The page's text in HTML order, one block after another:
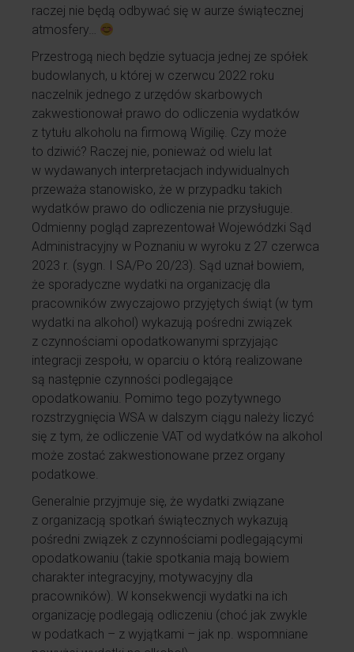
raczej nie będą odbywać się w aurze świątecznej
atmosfery…
Przestrogą niech będzie sytuacja jednej ze spółek
budowlanych, u której w czerwcu 2022 roku
naczelnik jednego z urzędów skarbowych
zakwestionował prawo do odliczenia wydatków
z tytułu alkoholu na firmową Wigilię. Czy może
to dziwić? Raczej nie, ponieważ od wielu lat
w wydawanych interpretacjach indywidualnych
przeważa stanowisko, że w przypadku takich
wydatków prawo do odliczenia nie przysługuje.
Odmienny pogląd zaprezentował Wojewódzki Sąd
Administracyjny w Poznaniu w wyroku z 27 czerwca
2023 r. (sygn. I SA/Po 20/23). Sąd uznał bowiem,
że sporadyczne wydatki na organizację dla
pracowników zwyczajowo przyjętych świąt (w tym
wydatki na alkohol) wykazują pośredni związek
z czynnościami opodatkowanymi sprzyjając
integracji zespołu, w oparciu o którą realizowane
są następnie czynności podlegające
opodatkowaniu. Pomimo tego pozytywnego
rozstrzygnięcia WSA w dalszym ciągu należy liczyć
się z tym, że odliczenie VAT od wydatków na alkohol
może zostać zakwestionowane przez organy
podatkowe.
Generalnie przyjmuje się, że wydatki związane
z organizacją spotkań świątecznych wykazują
pośredni związek z czynnościami podlegającymi
opodatkowaniu (takie spotkania mają bowiem
charakter integracyjny, motywacyjny dla
pracowników). W konsekwencji wydatki na ich
organizację podlegają odliczeniu (choć jak zwykle
w podatkach – z wyjątkami – jak np. wspomniane